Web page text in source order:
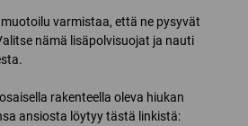
varmistaa, että ne pysyvät
nämä lisäpolvisuojat ja nauti
rakenteella oleva hiukan
ansiosta löytyy tästä linkistä: